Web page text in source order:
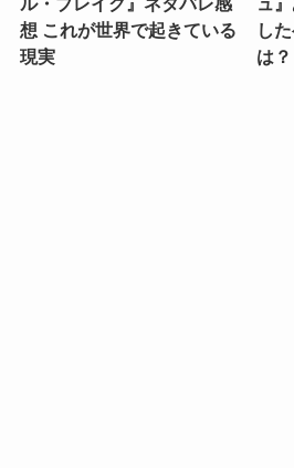
想 これが世界で起きている
現実
し
は？